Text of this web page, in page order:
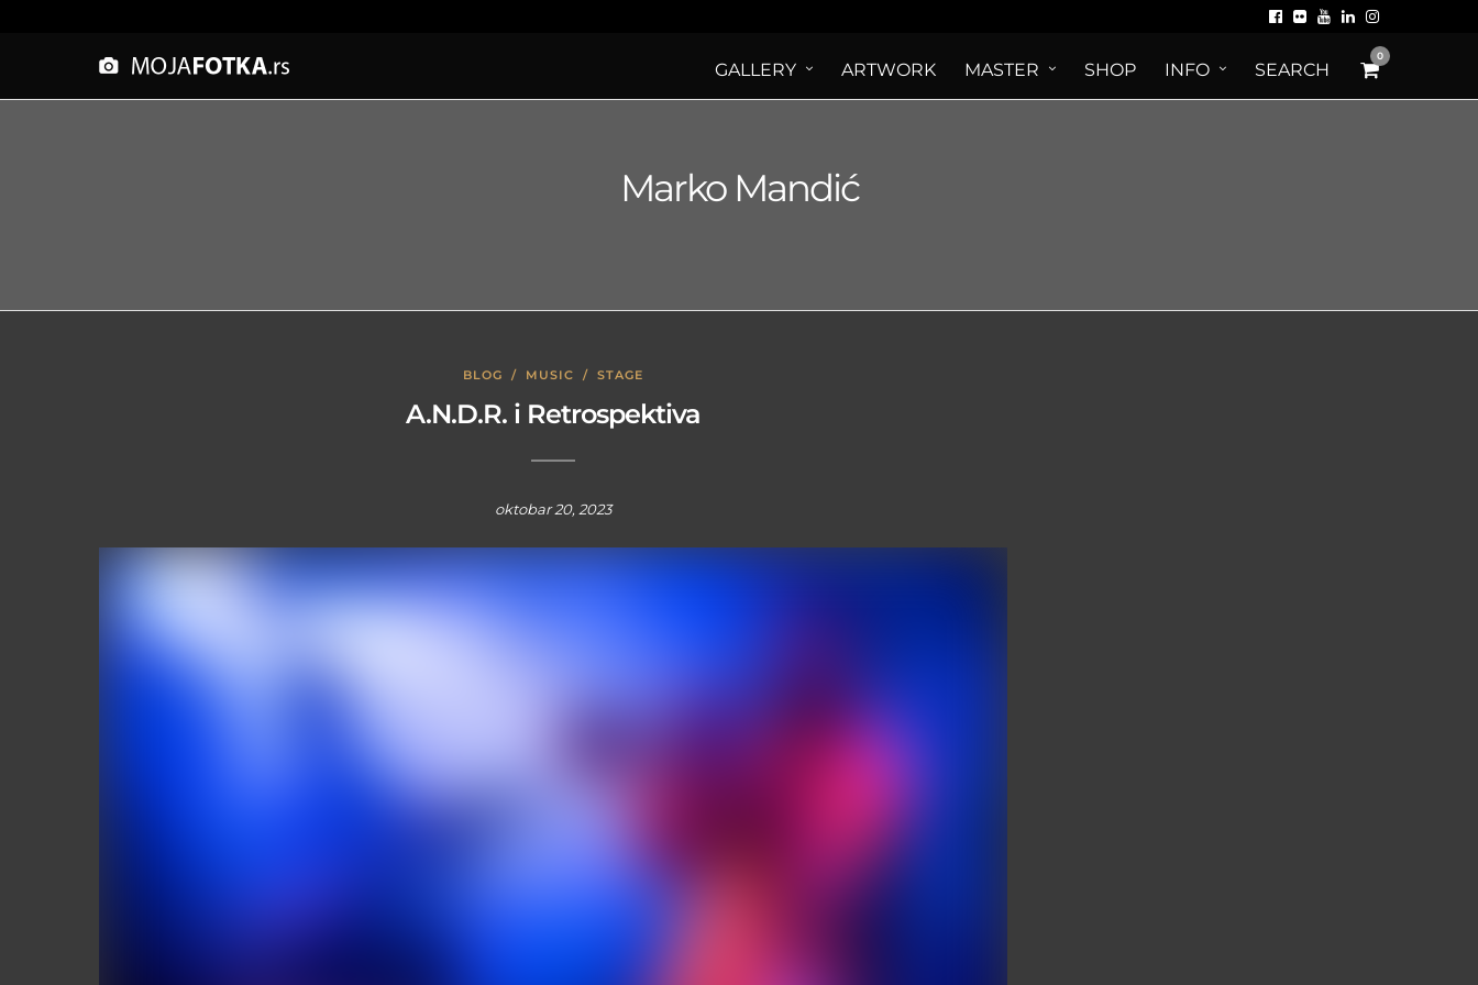
GALLERY ARTWORK MASTER SHOP INFO SEARCH
0
Marko Mandić
BLOG / MUSIC /STAGE
A.N.D.R. i Retrospektiva
oktobar 20, 2023